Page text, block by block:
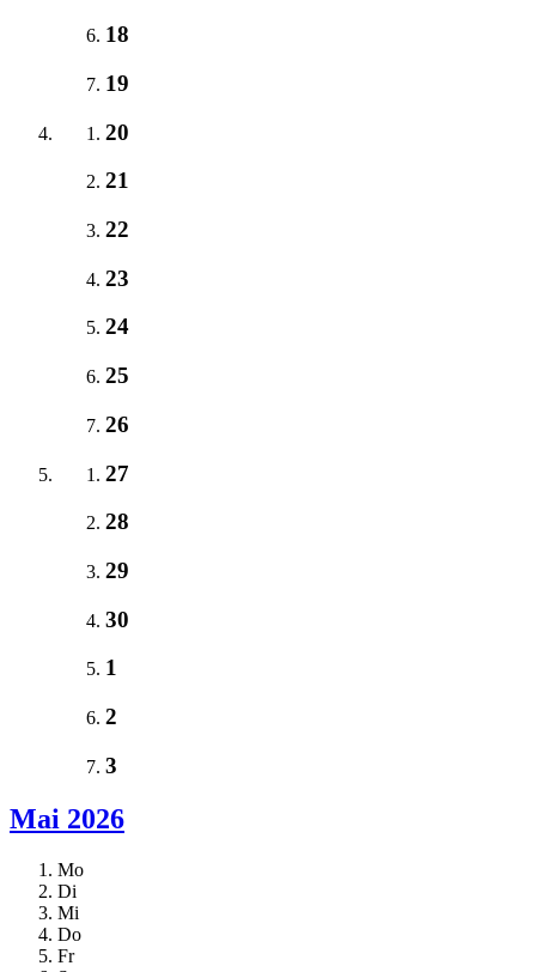
18
19
20
21
22
23
24
25
26
27
28
29
30
1
2
3
Mai 2026
Mo
Di
Mi
Do
Fr